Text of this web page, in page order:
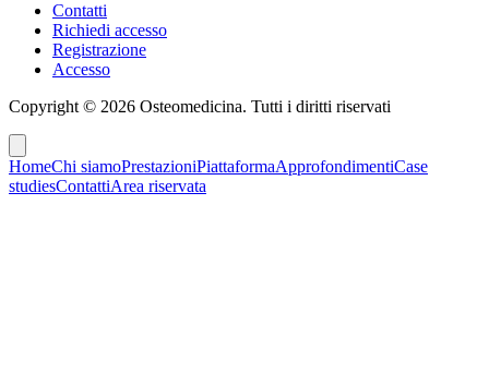
Contatti
Richiedi accesso
Registrazione
Accesso
Copyright © 2026 Osteomedicina. Tutti i diritti riservati
HomeChi siamoPrestazioniPiattaformaApprofondimentiCase
studiesContattiArea riservata